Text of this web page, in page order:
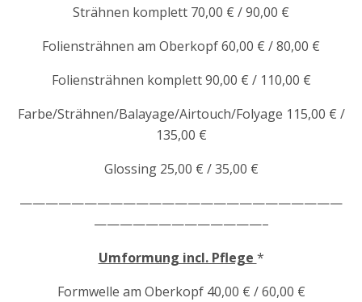
Strähnen komplett 70,00 € / 90,00 €
Foliensträhnen am Oberkopf 60,00 € / 80,00 €
Foliensträhnen komplett 90,00 € / 110,00 €
Farbe/Strähnen/Balayage/Airtouch/Folyage 115,00 € /
135,00 €
Glossing 25,00 € / 35,00 €
—————————————————————————
—————————————–
Umformung incl. Pflege *
Formwelle am Oberkopf 40,00 € / 60,00 €